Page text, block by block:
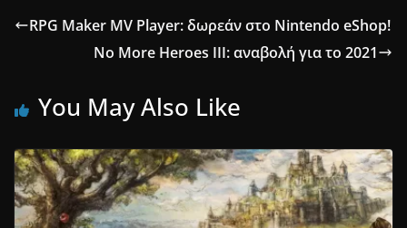
RPG Maker MV Player: δωρεάν στο Nintendo eShop!
No More Heroes III: αναβολή για το 2021
You May Also Like